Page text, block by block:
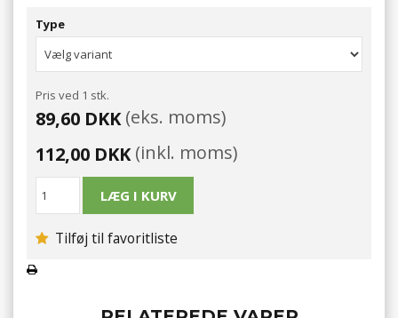
Type
Pris ved 1 stk.
89,60 DKK(eks. moms)
112,00 DKK(inkl. moms)
Tilføj til favoritliste